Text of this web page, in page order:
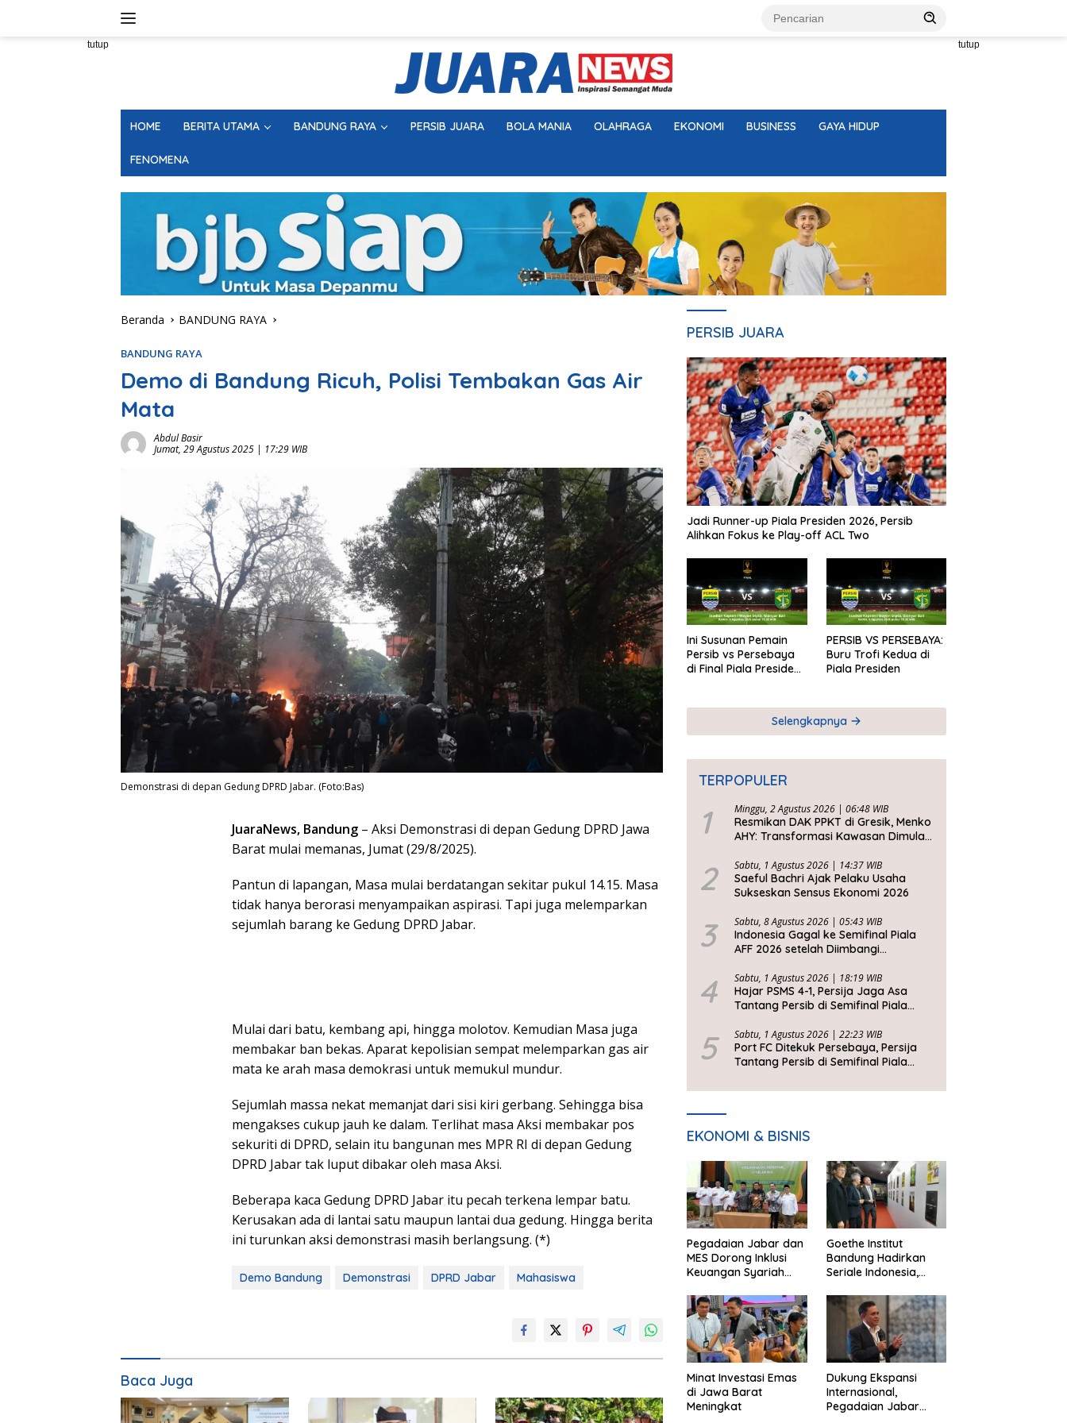
tutup tutup
HOME BERITA UTAMA BANDUNG RAYA PERSIB JUARA BOLA MANIA OLAHRAGA EKONOMI BUSINESS GAYA HIDUP
FENOMENA
Beranda BANDUNG RAYA
BANDUNG RAYA
Demo di Bandung Ricuh, Polisi Tembakan Gas Air
Mata
Abdul Basir
Jumat, 29 Agustus 2025 | 17:29 WIB
Demonstrasi di depan Gedung DPRD Jabar. (Foto:Bas)
JuaraNews, Bandung – Aksi Demonstrasi di depan Gedung DPRD Jawa
Barat mulai memanas, Jumat (29/8/2025).
Pantun di lapangan, Masa mulai berdatangan sekitar pukul 14.15. Masa
tidak hanya berorasi menyampaikan aspirasi. Tapi juga melemparkan
sejumlah barang ke Gedung DPRD Jabar.
Mulai dari batu, kembang api, hingga molotov. Kemudian Masa juga
membakar ban bekas. Aparat kepolisian sempat melemparkan gas air
mata ke arah masa demokrasi untuk memukul mundur.
Sejumlah massa nekat memanjat dari sisi kiri gerbang. Sehingga bisa
mengakses cukup jauh ke dalam. Terlihat masa Aksi membakar pos
sekuriti di DPRD, selain itu bangunan mes MPR RI di depan Gedung
DPRD Jabar tak luput dibakar oleh masa Aksi.
Beberapa kaca Gedung DPRD Jabar itu pecah terkena lempar batu.
Kerusakan ada di lantai satu maupun lantai dua gedung. Hingga berita
ini turunkan aksi demonstrasi masih berlangsung. (*)
Demo Bandung Demonstrasi DPRD Jabar Mahasiswa
Baca Juga
PERSIB JUARA
Jadi Runner-up Piala Presiden 2026, Persib
Alihkan Fokus ke Play-off ACL Two
Ini Susunan Pemain
Persib vs Persebaya
di Final Piala Presiden
PERSIB VS PERSEBAYA:
Buru Trofi Kedua di
Piala Presiden
Selengkapnya
TERPOPULER
1 Minggu, 2 Agustus 2026 | 06:48 WIB
Resmikan DAK PPKT di Gresik, Menko
AHY: Transformasi Kawasan Dimulai
2 Sabtu, 1 Agustus 2026 | 14:37 WIB
Saeful Bachri Ajak Pelaku Usaha
Sukseskan Sensus Ekonomi 2026
3 Sabtu, 8 Agustus 2026 | 05:43 WIB
Indonesia Gagal ke Semifinal Piala
AFF 2026 setelah Diimbangi
Beruntung
4 Sabtu, 1 Agustus 2026 | 18:19 WIB
Hajar PSMS 4-1, Persija Jaga Asa
Tantang Persib di Semifinal Piala
5 Sabtu, 1 Agustus 2026 | 22:23 WIB
Port FC Ditekuk Persebaya, Persija
Tantang Persib di Semifinal Piala
EKONOMI & BISNIS
Pegadaian Jabar dan
MES Dorong Inklusi
Keuangan Syariah
UMKM
Goethe Institut
Bandung Hadirkan
Seriale Indonesia,
Global Industri Serial
Minat Investasi Emas
di Jawa Barat
Meningkat
Dukung Ekspansi
Internasional,
Pegadaian Jabar